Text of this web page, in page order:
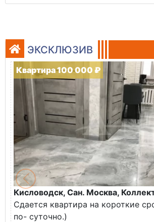
ЭКСКЛЮЗИВ
Квартира 100 000 ₽
Кисловодск, Сан. Москва,
Сдается квартира на короткие
по- суточно.)